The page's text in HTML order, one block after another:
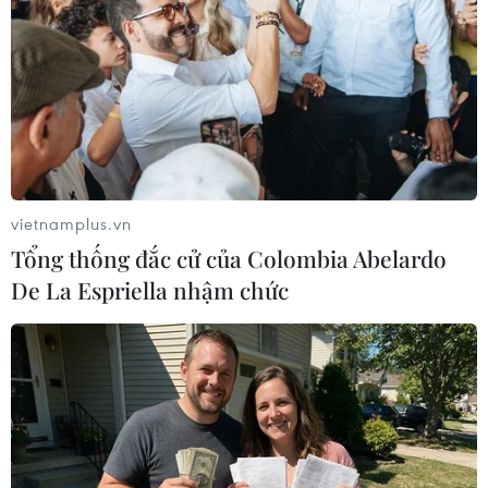
Theo dõi VietnamPlus
TIN LIÊN QUAN
vietnamplus.vn
Tổng thống đắc cử của Colombia Abelardo
De La Espriella nhậm chức